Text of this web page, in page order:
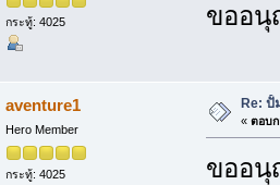
กระทู้: 4025 ขออนุ
aventure1
Hero Member
กระทู้: 4025
Re: ปั้
« ตอบก
ขออนุ